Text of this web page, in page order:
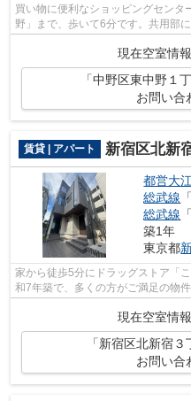
買い物に便利なショッピングセン
野」まで、歩いて6分です。共用部
現在空室情
「中野区東中野１
お問い合
賃貸 | アパート 新宿区北新
都営大
総武線
総武線 「
築1年
東京都
家から徒歩5分にドラッグストア「
和7年築で、多くの方がご満足の物
トです。好評の駅近物件となってお
現在空室情
「新宿区北新宿
お問い合